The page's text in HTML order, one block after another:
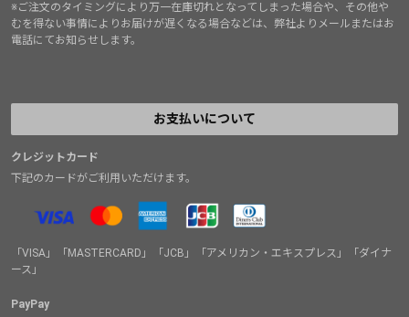
※ご注文のタイミングにより万一在庫切れとなってしまった場合や、その他や
むを得ない事情によりお届けが遅くなる場合などは、弊社よりメールまたはお
電話にてお知らせします。
お支払いについて
クレジットカード
下記のカードがご利用いただけます。
「VISA」「MASTERCARD」「JCB」「アメリカン・エキスプレス」「ダイナ
ース」
PayPay